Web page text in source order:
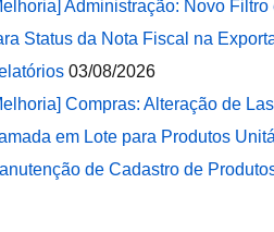
Administração: Novo Filtro
Status da Nota Fiscal na
03/08/2026
Compras: Alteração de
em Lote para Produtos
de Cadastro de